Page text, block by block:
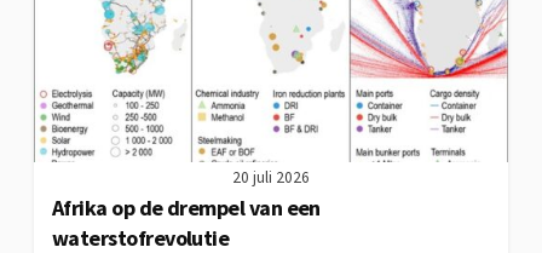
20 juli 2026
Afrika op de drempel van een
waterstofrevolutie